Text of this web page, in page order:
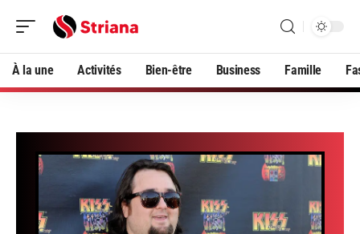
À la une Activités Bien-être Business Famille